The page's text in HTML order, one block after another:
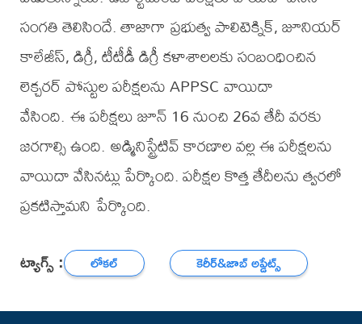
సంగతి తెలిసిందే. తాజాగా ప్రభుత్వ పాలిటెక్నిక్, జూనియర్
కాలేజీస్, డిగ్రీ, టీటీడీ డిగ్రీ కళాశాలలకు సంబంధించిన
లెక్చరర్ పోస్టుల పరీక్షలను APPSC వాయిదా
వేసింది. ఈ పరీక్షలు జూన్ 16 నుంచి 26వ తేదీ వరకు
జరగాల్సి ఉంది. అడ్మినిస్ట్రేటివ్ కారణాల వల్ల ఈ పరీక్షలను
వాయిదా వేసినట్లు పేర్కొంది. పరీక్షల కొత్త తేదీలను త్వరలో
ప్రకటిస్తామని పేర్కొంది.
ట్యాగ్స్ : లోకల్ కెరీర్‌&జాబ్ అప్డేట్స్